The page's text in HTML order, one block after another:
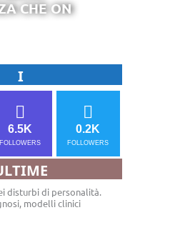
CHE ON
I
6.5K
FOLLOWERS
0.2K
FOLLOWERS
disturbi di personalità.
modelli clinici